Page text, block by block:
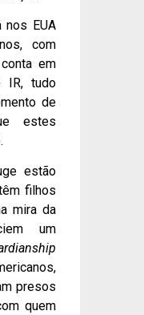
nos EUA
com
em
IR, tudo
de
estes
estão
filhos
mira da
um
presos
quem